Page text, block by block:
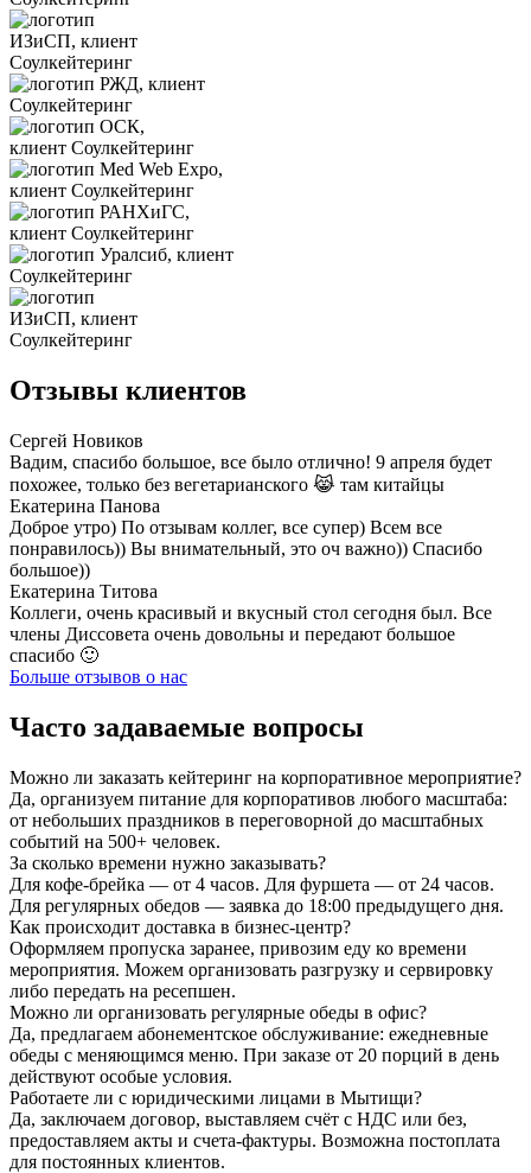
Отзывы клиентов
Сергей Новиков
Вадим, спасибо большое, все было отлично! 9 апреля будет
похожее, только без вегетарианского 😹 там китайцы
Екатерина Панова
Доброе утро) По отзывам коллег, все супер) Всем все
понравилось)) Вы внимательный, это оч важно)) Спасибо
большое))
Екатерина Титова
Коллеги, очень красивый и вкусный стол сегодня был. Все
члены Диссовета очень довольны и передают большое
спасибо 🙂
Больше отзывов о нас
Часто задаваемые вопросы
Можно ли заказать кейтеринг на корпоративное мероприятие?
Да, организуем питание для корпоративов любого масштаба:
от небольших праздников в переговорной до масштабных
событий на 500+ человек.
За сколько времени нужно заказывать?
Для кофе-брейка — от 4 часов. Для фуршета — от 24 часов.
Для регулярных обедов — заявка до 18:00 предыдущего дня.
Как происходит доставка в бизнес-центр?
Оформляем пропуска заранее, привозим еду ко времени
мероприятия. Можем организовать разгрузку и сервировку
либо передать на ресепшен.
Можно ли организовать регулярные обеды в офис?
Да, предлагаем абонементское обслуживание: ежедневные
обеды с меняющимся меню. При заказе от 20 порций в день
действуют особые условия.
Работаете ли с юридическими лицами в Мытищи?
Да, заключаем договор, выставляем счёт с НДС или без,
предоставляем акты и счета-фактуры. Возможна постоплата
для постоянных клиентов.